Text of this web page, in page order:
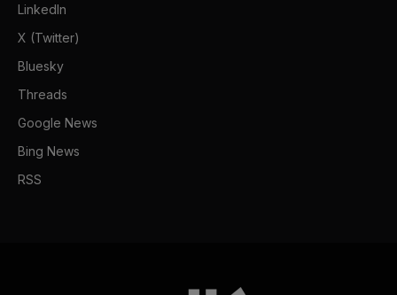
LinkedIn
X (Twitter)
Bluesky
Threads
Google News
Bing News
RSS